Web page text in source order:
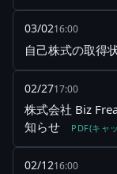
03/0216:00
自己株式の取得
02/2717:00
株式会社 Biz
知らせ
PDF(キャ
02/1216:00